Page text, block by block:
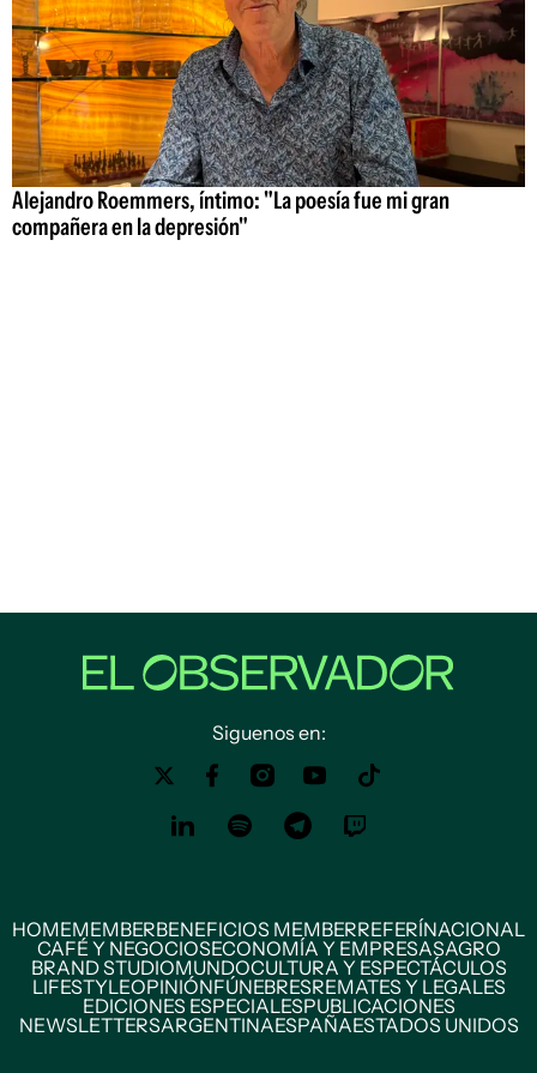
Alejandro Roemmers, íntimo: "La poesía fue mi gran
compañera en la depresión"
Siguenos en:
HOMEMEMBERBENEFICIOS MEMBERREFERÍNACIONAL
CAFÉ Y NEGOCIOSECONOMÍA Y EMPRESASAGRO
BRAND STUDIOMUNDOCULTURA Y ESPECTÁCULOS
LIFESTYLEOPINIÓNFÚNEBRESREMATES Y LEGALES
EDICIONES ESPECIALESPUBLICACIONES
NEWSLETTERSARGENTINAESPAÑAESTADOS UNIDOS